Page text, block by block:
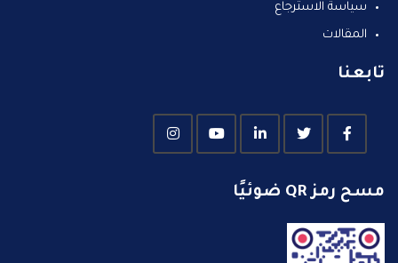
سياسة الاسترجاع
المقالات
تابعنا
مسح رمز QR ضوئيًا